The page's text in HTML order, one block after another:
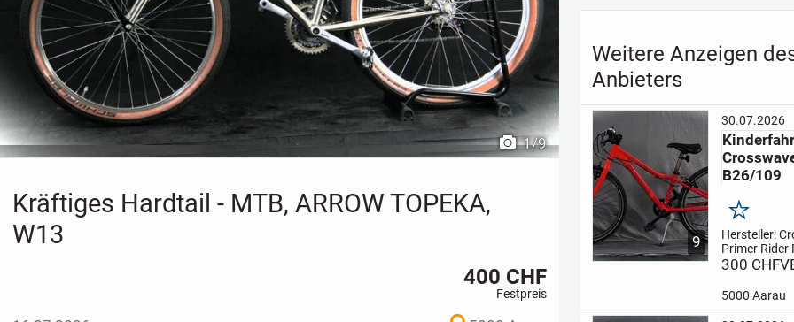
1/9
Kräftiges Hardtail - MTB, ARROW TOPEKA,
W13
400 CHF
Festpreis
Weitere Anzeigen
Anbieters
9
30.07.2026
B26/109
Merken
Hersteller:
Primer Rider
24 Zoll
Beschrieb:
Mangenta/
300 CHF
5000 Aarau